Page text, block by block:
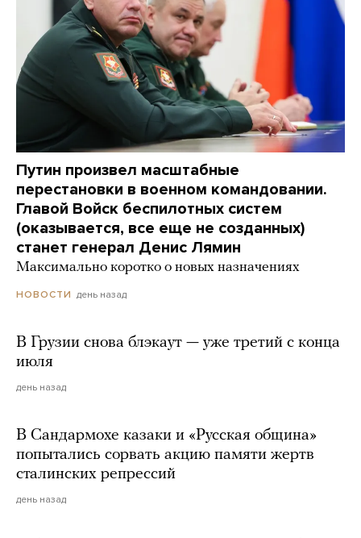
Путин произвел масштабные
перестановки в военном командовании.
Главой Войск беспилотных систем
(оказывается, все еще не созданных)
станет генерал Денис Лямин
Максимально коротко о новых назначениях
НОВОСТИ день назад
В Грузии снова блэкаут — уже третий с конца
июля
день назад
В Сандармохе казаки и «Русская община»
попытались сорвать акцию памяти жертв
сталинских репрессий
день назад